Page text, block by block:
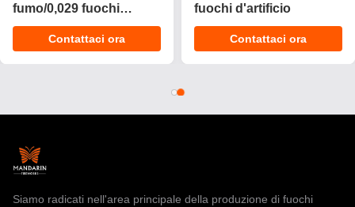
Torta fuochi d'artificio
200 colpi Torta
pirotecnica Consumo
Contattaci ora
pirotecnici da 1,4 g
UN0336 approvata CE
con effettiContattaci ora
Siamo radicati nell'area principale della produzione di fuochi